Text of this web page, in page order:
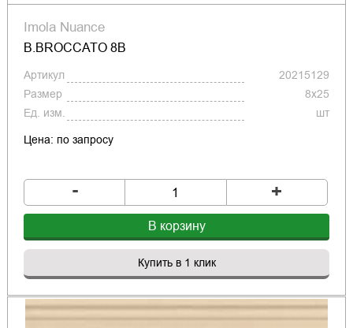
Imola Nuance
B.BROCCATO 8B
Артикул
20215129
Размер
8x25
Ед. изм.
шт
Цена: по запросу
- +
В корзину
Купить в 1 клик